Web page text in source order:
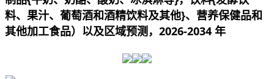
料、果汁、葡萄酒和酒精饮料及其他}、营养保健品和
其他加工食品）以及区域预测，2026-2034 年